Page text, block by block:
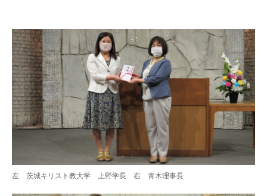
左 茨城キリスト教大学 上野学長 右 青木理事長